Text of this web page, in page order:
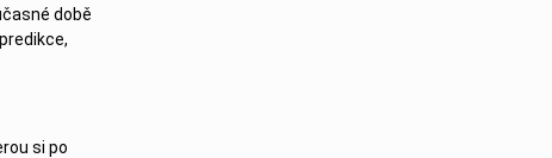
době
si po